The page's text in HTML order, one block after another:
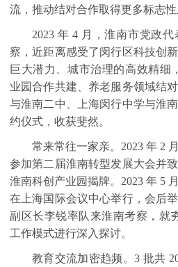
流，推动结对合作取得更多标志性
2023 年 4 月，淮南市党政
察，近距离感受了闵行区科技创
巨大潜力、城市治理的高效精细
业园合作共建、养老服务领域结
与淮南二中、上海闵行中学与淮
约仪式，收获斐然。
常来常往一家亲。 2023 年 2
参加第二届淮南转型发展大会并
淮南科创产业园揭牌。 2023 年 5
在上海国际会议中心举行，会后
副区长李锐率队来淮南考察，就
工作模式进行深入探讨。
教育交流加密趋频。3 批共